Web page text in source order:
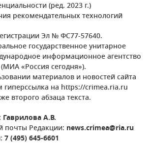
(ред. 2023 г.)
рекомендательных технологий
Эл № ФС77-57640.
государственное унитарное
информационное агентство
(МИА «Россия сегодня»).
материалов и новостей сайта
на https://crimea.ria.ru
второго абзаца текста.
Гаврилова А.В.
почты Редакции: news.crimea@ria.ru
7 (495) 645-6601